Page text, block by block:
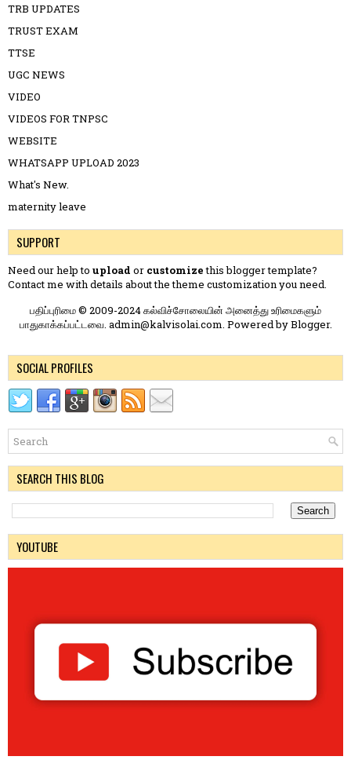
TRB UPDATES
TRUST EXAM
TTSE
UGC NEWS
VIDEO
VIDEOS FOR TNPSC
WEBSITE
WHATSAPP UPLOAD 2023
What's New.
maternity leave
SUPPORT
Need our help to upload or customizethis blogger template?
Contact me with details about the theme customization you need.
பதிப்புரிமை © 2009-2024 கல்விச்சோலையின் அனைத்து உரிமைகளும்
பாதுகாக்கப்பட்டவை. admin@kalvisolai.com. Powered byBlogger.
SOCIAL PROFILES
SEARCH THIS BLOG
YOUTUBE